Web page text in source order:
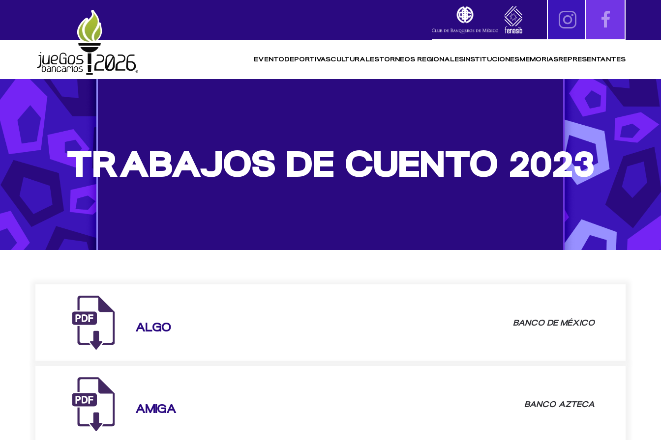
Skip to main content
EVENTODEPORTIVASCULTURALESTORNEOS REGIONALESINSTITUCIONESMEMORIASREPRESENTANTES
TRABAJOS DE CUENTO 2023
ALGO BANCO DE MÉXICO
AMIGA BANCO AZTECA